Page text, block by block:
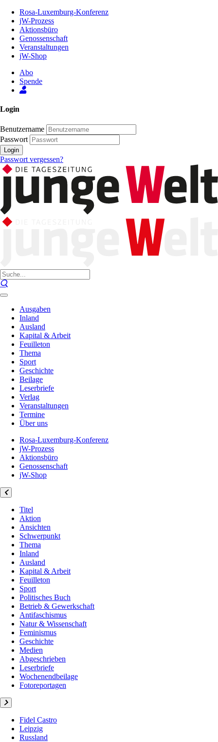
Inhalt
Seite
Rosa-Luxemburg-Konferenz
jW-Prozess
Aktionsbüro
Genossenschaft
Veranstaltungen
jW-Shop
Abo
Spende
Login
Benutzername
Passwort
Login
Passwort vergessen?
Ausgaben
Inland
Ausland
Kapital & Arbeit
Feuilleton
Thema
Sport
Geschichte
Beilage
Leserbriefe
Verlag
Veranstaltungen
Termine
Über uns
Rosa-Luxemburg-Konferenz
jW-Prozess
Aktionsbüro
Genossenschaft
jW-Shop
Titel
Aktion
Ansichten
Schwerpunkt
Thema
Inland
Ausland
Kapital & Arbeit
Feuilleton
Sport
Politisches Buch
Betrieb & Gewerkschaft
Antifaschismus
Natur & Wissenschaft
Feminismus
Geschichte
Medien
Abgeschrieben
Leserbriefe
Wochenendbeilage
Fotoreportagen
Fidel Castro
Leipzig
Russland